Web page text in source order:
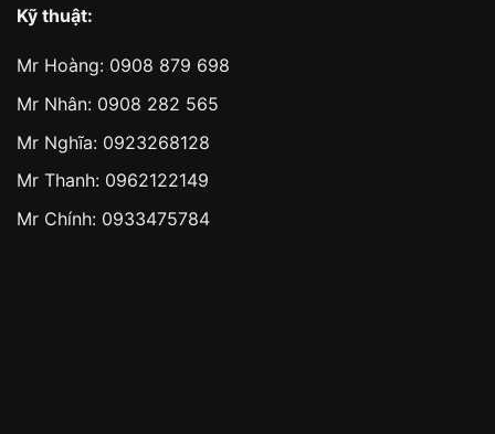
Kỹ thuật:
Mr Hoàng: 0908 879 698
Mr Nhân: 0908 282 565
Mr Nghĩa: 0923268128
Mr Thanh: 0962122149
Mr Chính: 0933475784